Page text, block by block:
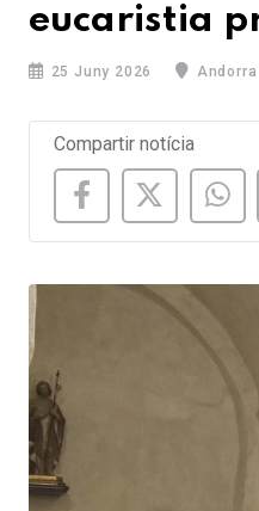
eucaristia
25 Juny 2026
Compartir notícia